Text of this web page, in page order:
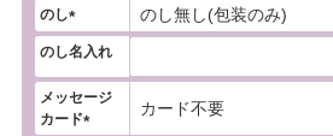
のし
(
必
須
)
のし名入れ
メッセージ
カード